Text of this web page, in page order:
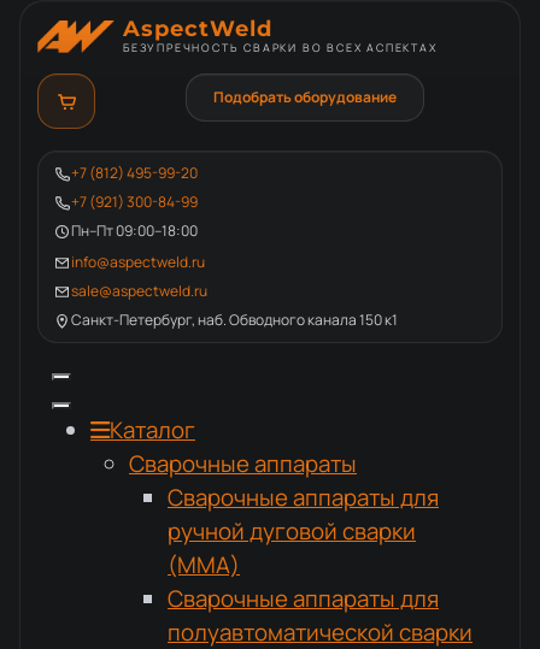
AspectWeld
БЕЗУПРЕЧНОСТЬ СВАРКИ ВО ВСЕХ АСПЕКТАХ
+7 (812) 495-99-20
+7 (921) 300-84-99
Пн–Пт 09:00–18:00
info@aspectweld.ru
sale@aspectweld.ru
Санкт-Петербург, наб. Обводного канала 150 к1
Подобрать оборудование
Каталог
Сварочные аппараты
Сварочные аппараты для
ручной дуговой сварки
(MMA)
Сварочные аппараты для
полуавтоматической сварки